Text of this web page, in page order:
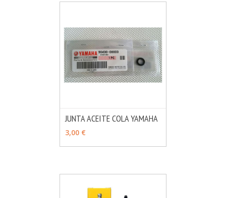
JUNTA ACEITE COLA YAMAHA
3,00 €